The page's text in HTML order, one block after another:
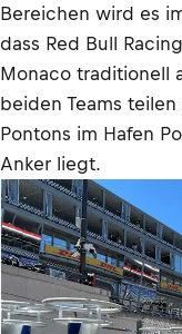
Bereichen wird es
dass Red Bull
Monaco traditionell
beiden Teams
Pontons im Hafen
Anker liegt.